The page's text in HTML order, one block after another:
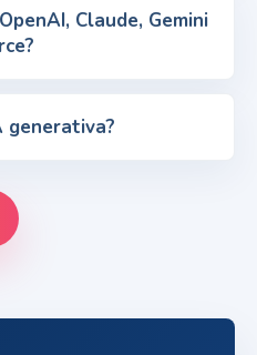
Claude, Gemini
generativa?